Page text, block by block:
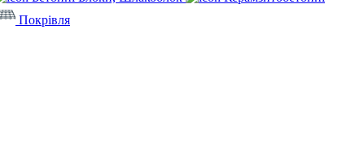
Покрівля